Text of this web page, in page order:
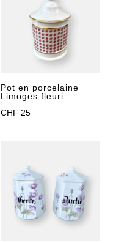
Pot en porcelaine
Limoges fleuri
CHF 25